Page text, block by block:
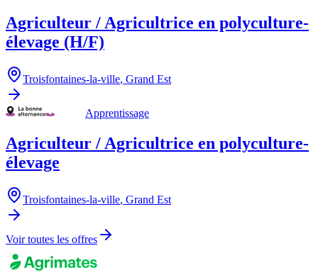
Agriculteur / Agricultrice en polyculture-
élevage (H/F)
Troisfontaines-la-ville, Grand Est
Apprentissage
Agriculteur / Agricultrice en polyculture-
élevage
Troisfontaines-la-ville, Grand Est
Voir toutes les offres